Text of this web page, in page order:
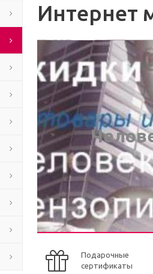
Интернет
Подарочные
сертификаты